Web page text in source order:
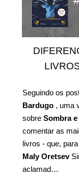
Seguindo os
Bardugo , uma
sobre Sombra
comentar as
livros - que,
Maly Oretsev
aclamad…